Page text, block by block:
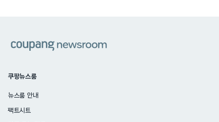
쿠팡뉴스룸
뉴스룸 안내
팩트시트